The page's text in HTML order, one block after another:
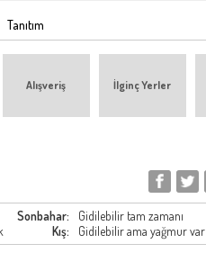
Tanıtım
Alışveriş İlginç Yerler
Sonbahar:
Kış:
Gidilebilir tam zamanı
Gidilebilir ama yağmur var